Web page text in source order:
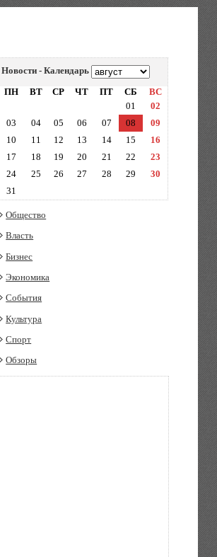
Новости - Календарь
ПН
ВТ СР ЧТ ПТ СБ
ВС
01
02
03
04 05 06 07 08
09
10
11 12 13 14 15
16
17
18 19 20 21 22
23
24
25 26 27 28 29
30
31
Общество
Власть
Бизнес
Экономика
События
Культура
Спорт
Обзоры